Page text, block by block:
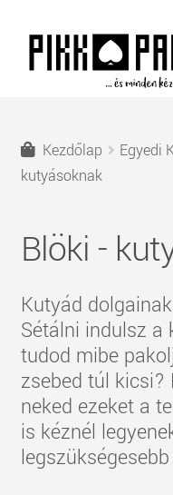
Ugrás
Kilépés
A PIKK PAKK TÖRTÉNETE
KAPCSOLAT
BELÉPÉS /
Kezdőlap Egyedi
kutyásoknak
Blöki -
Kutyád
Sétálni indulsz a
tudod mibe
zsebed túl kicsi?
neked ezeket a
is kéznél